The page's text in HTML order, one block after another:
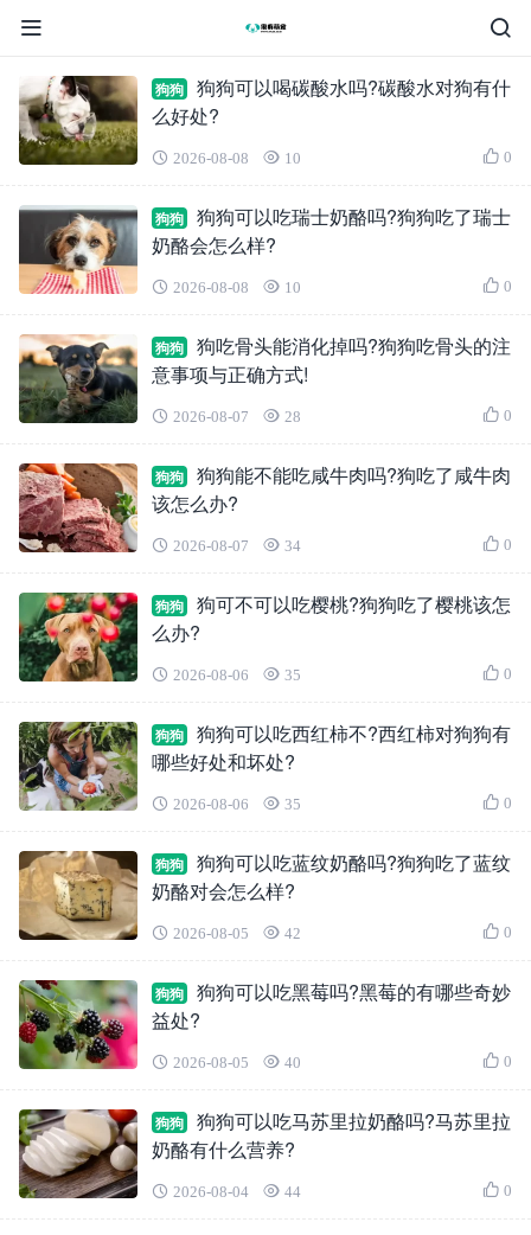
狗狗
狗狗可以喝碳酸水吗?碳酸水对狗有什
么好处?
2026-08-08 10 0
狗狗
狗狗可以吃瑞士奶酪吗?狗狗吃了瑞士
奶酪会怎么样?
2026-08-08 10 0
狗狗
狗吃骨头能消化掉吗?狗狗吃骨头的注
意事项与正确方式!
2026-08-07 28 0
狗狗
狗狗能不能吃咸牛肉吗?狗吃了咸牛肉
该怎么办?
2026-08-07 34 0
狗狗
狗可不可以吃樱桃?狗狗吃了樱桃该怎
么办?
2026-08-06 35 0
狗狗
狗狗可以吃西红柿不?西红柿对狗狗有
哪些好处和坏处?
2026-08-06 35 0
狗狗
狗狗可以吃蓝纹奶酪吗?狗狗吃了蓝纹
奶酪对会怎么样?
2026-08-05 42 0
狗狗
狗狗可以吃黑莓吗?黑莓的有哪些奇妙
益处?
2026-08-05 40 0
狗狗
狗狗可以吃马苏里拉奶酪吗?马苏里拉
奶酪有什么营养?
2026-08-04 44 0